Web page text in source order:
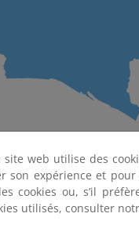
Arroyo de Clarina
site web utilise des
son expérience et
cookies ou, s’il
utilisés, consulter